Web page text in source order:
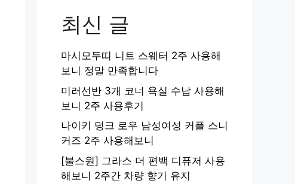
최신 글
마시모두띠 니트 스웨터 2주 사용해
보니 정말 만족합니다
미러선반 3개 코너 욕실 수납 사용해
보니 2주 사용후기
나이키 덩크 로우 남성여성 커플 스니
커즈 2주 사용해보니
[불스원] 그라스 더 편백 디퓨저 사용
해보니 2주간 차량 향기 유지